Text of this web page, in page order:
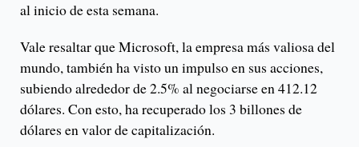
al inicio de esta semana.
Vale resaltar que Microsoft, la empresa más valiosa del
mundo, también ha visto un impulso en sus acciones,
subiendo alrededor de 2.5% al negociarse en 412.12
dólares. Con esto, ha recuperado los 3 billones de
dólares en valor de capitalización.